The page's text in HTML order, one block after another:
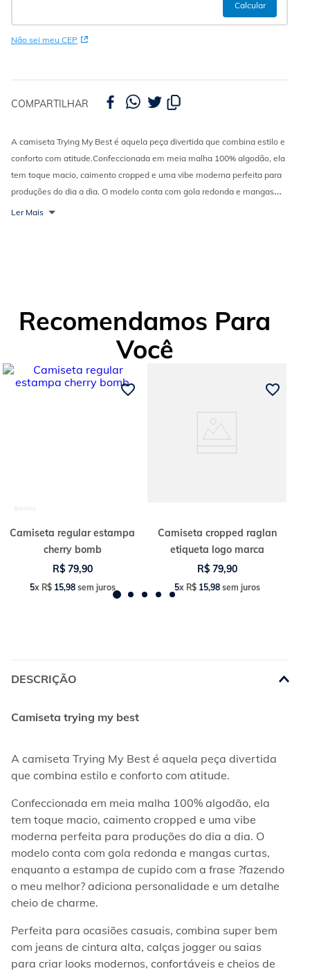
Não sei meu CEP
COMPARTILHAR
A camiseta Trying My Best é aquela peça divertida que combina estilo e
conforto com atitude.Confeccionada em meia malha 100% algodão, ela
tem toque macio, caimento cropped e uma vibe moderna perfeita para
produções do dia a dia. O modelo conta com gola redonda e mangas
curtas, enquanto a estampa de cupido com a frase ?fazendo o meu
Ler Mais
Recomendamos Para
Você
Camiseta regular estampa
cherry bomb
R$ 79,90
5x R$ 15,98sem juros
Camiseta cropped raglan
etiqueta logo marca
R$ 79,90
5x R$ 15,98sem juros
DESCRIÇÃO
Camiseta trying my best
A camiseta Trying My Best é aquela peça divertida
que combina estilo e conforto com atitude.
Confeccionada em meia malha 100% algodão, ela
tem toque macio, caimento cropped e uma vibe
moderna perfeita para produções do dia a dia. O
modelo conta com gola redonda e mangas curtas,
enquanto a estampa de cupido com a frase ?fazendo
o meu melhor? adiciona personalidade e um detalhe
cheio de charme.
Perfeita para ocasiões casuais, combina super bem
com jeans de cintura alta, calças jogger ou saias
para criar looks modernos, confortáveis e cheios de